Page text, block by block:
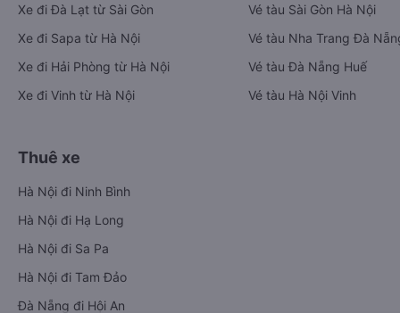
Xe đi Đà Lạt từ Sài Gòn
Xe đi Sapa từ Hà Nội
Xe đi Hải Phòng từ Hà Nội
Xe đi Vinh từ Hà Nội
Vé tàu Sài Gòn Hà Nội
Vé tàu Nha Trang Đà
Vé tàu Đà Nẵng Huế
Vé tàu Hà Nội Vinh
Thuê xe
Hà Nội đi Ninh Bình
Hà Nội đi Hạ Long
Hà Nội đi Sa Pa
Hà Nội đi Tam Đảo
Đà Nẵng đi Hội An